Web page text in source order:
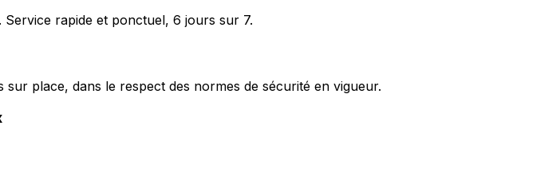
rapide et ponctuel, 6 jours sur 7.
place, dans le respect des normes de sécurité en vigueur.